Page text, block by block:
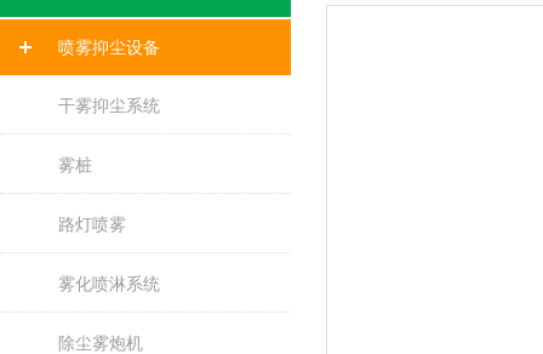
喷雾抑尘设备
干雾抑尘系统
雾桩
路灯喷雾
雾化喷淋系统
除尘雾炮机